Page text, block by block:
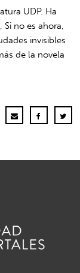
UDP. Ha
no es ahora,
invisibles
de la novela